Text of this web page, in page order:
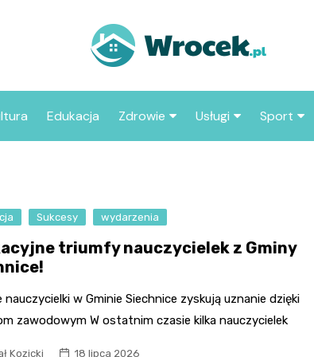
we
Edukacja Zdrowie
Apteka
Usługi
Stacja paliw
Restauracja
Sport
sportowe
Sukcesy wydarzenia
triumfy nauczycielek z Gminy
nauczycielki w Gminie Siechnice zyskują uznanie dzięki
zawodowym W ostatnim czasie kilka nauczycielek
Kozicki 18 lipca 2026